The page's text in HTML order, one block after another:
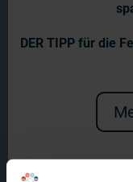
Die
Das
Es wird eine
DER TIPP für die